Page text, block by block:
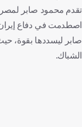
تقدم محمود صابر
اصطدمت في دفاع
صابر ليسددها بقوة،
الشباك.